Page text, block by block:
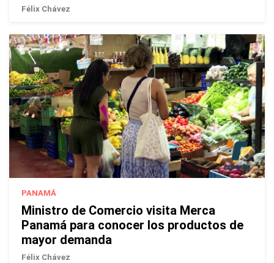
Félix Chávez
PANAMÁ
Ministro de Comercio visita Merca
Panamá para conocer los productos de
mayor demanda
Félix Chávez